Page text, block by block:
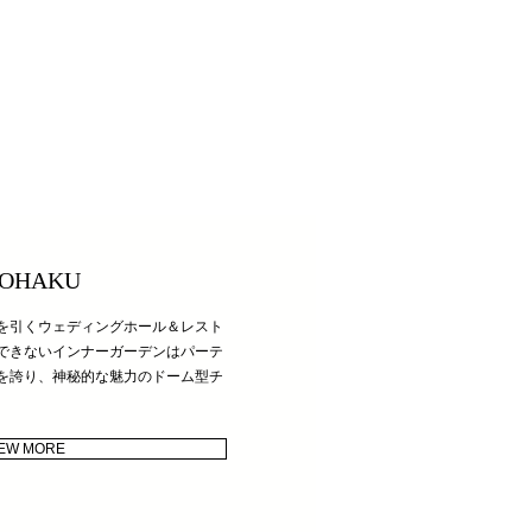
引くウェディングホール＆レスト
きないインナーガーデンはパーテ
誇り、神秘的な魅力のドーム型チ
MORE